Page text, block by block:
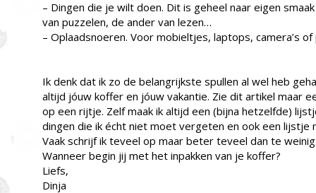
– Dingen die je wilt doen. Dit is geheel naar eigen
van puzzelen, de ander van lezen…
– Oplaadsnoeren. Voor mobieltjes, laptops, camera’s
Ik denk dat ik zo de belangrijkste spullen al wel heb
altijd jóuw koffer en jóuw vakantie. Zie dit artikel maar
op een rijtje. Zelf maak ik altijd een (bijna hetzelfde)
dingen die ik écht niet moet vergeten en ook een lijstje
Vaak schrijf ik teveel op maar beter teveel dan te
Wanneer begin jij met het inpakken van je koffer?
Liefs,
Dinja